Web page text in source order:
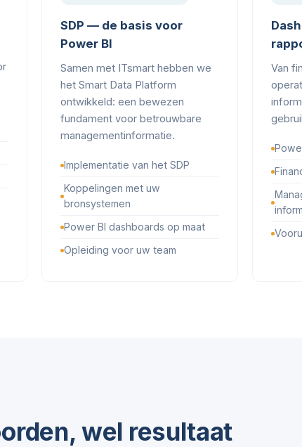
SDP — de basis voor
Power BI
Samen met ITsmart hebben we
het Smart Data Platform
ontwikkeld: een bewezen
fundament voor betrouwbare
managementinformatie.
Implementatie van het SDP
Koppelingen met uw
bronsystemen
Power BI dashboards op maat
Opleiding voor uw team
Van
wel resultaat